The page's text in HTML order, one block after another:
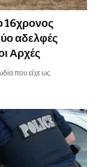
16χρονος
αδελφές
Αρχές
που είχε ως